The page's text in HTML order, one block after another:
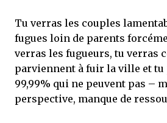
Tu verras les couples
fugues loin de parents
verras les fugueurs, tu verras
parviennent à fuir la ville et tu
99,99% qui ne peuvent pas –
perspective, manque de